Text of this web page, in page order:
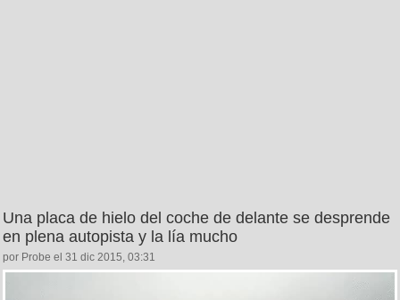
Una placa de hielo del coche de delante se desprende
en plena autopista y la lía mucho
por Probe el 31 dic 2015, 03:31